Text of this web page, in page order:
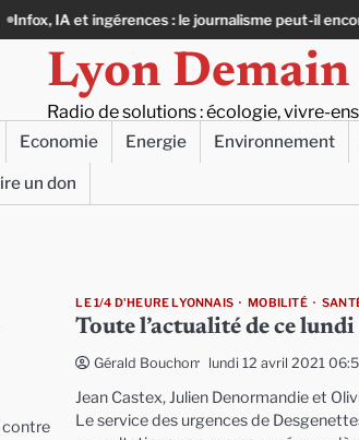
ingérences : le journalisme peut-il encore lutter ?
Lyon Demain
Radio de solutions : écologie, vivre-
Economie Energie Environnement
un don
contre
LE 1/4 D'HEURE LYONNAIS MOBILITÉ
Toute l’actualité de ce
Gérald Bouchon lundi 12 avril 2021
Jean Castex, Julien Denormandie et
Le service des urgences de